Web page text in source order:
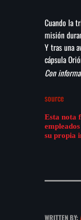
Cuando la
misión
Y tras una
cápsula
Con
source
Esta nota
su propia
WRITTEN BY: